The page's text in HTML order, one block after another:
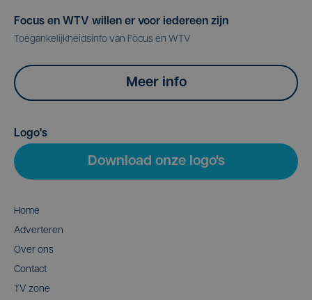
Focus en WTV willen er voor iedereen zijn
Toegankelijkheidsinfo van Focus en WTV
Meer info
Logo's
Download onze logo's
Home
Adverteren
Over ons
Contact
TV zone